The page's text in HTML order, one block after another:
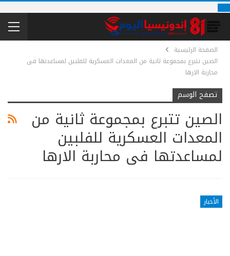
الصفحة الرئيسية
الصين تتبرع بمجموعة ثانية من المعدات العسكرية للفلبين لمساعدتها فى
محاربة الارها
تصفح الوسم
الصين تتبرع بمجموعة ثانية من
المعدات العسكرية للفلبين
لمساعدتها فى محاربة الارها
الأخبار